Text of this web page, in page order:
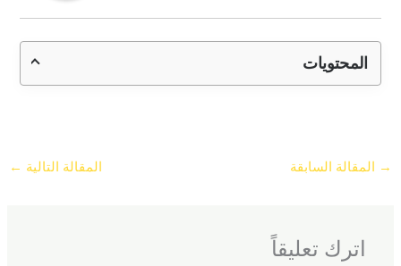
المحتويات
→ المقالة السابقة المقالة التالية ←
اترك تعليقاً